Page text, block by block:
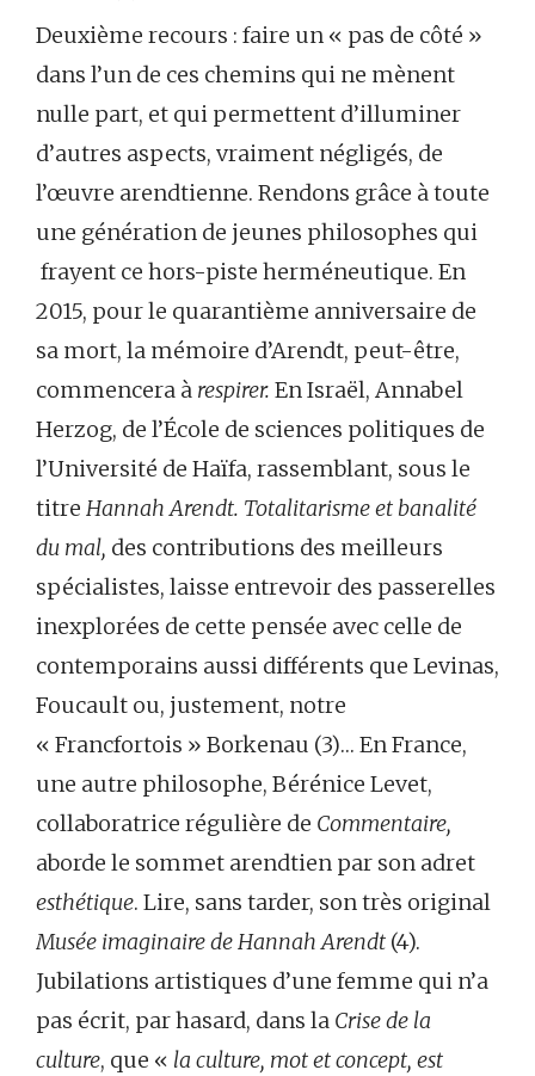
Deuxième recours : faire un « pas de côté »
dans l’un de ces chemins qui ne mènent
nulle part, et qui permettent d’illuminer
d’autres aspects, vraiment négligés, de
l’œuvre arendtienne. Rendons grâce à toute
une génération de jeunes philosophes qui
frayent ce hors-piste herméneutique. En
2015, pour le quarantième anniversaire de
sa mort, la mémoire d’Arendt, peut-être,
commencera à respirer. En Israël, Annabel
Herzog, de l’École de sciences politiques de
l’Université de Haïfa, rassemblant, sous le
titre Hannah Arendt. Totalitarisme et banalité
du mal, des contributions des meilleurs
spécialistes, laisse entrevoir des passerelles
inexplorées de cette pensée avec celle de
contemporains aussi différents que Levinas,
Foucault ou, justement, notre
« Francfortois » Borkenau (3)… En France,
une autre philosophe, Bérénice Levet,
collaboratrice régulière de Commentaire,
aborde le sommet arendtien par son adret
esthétique. Lire, sans tarder, son très original
Musée imaginaire de Hannah Arendt (4).
Jubilations artistiques d’une femme qui n’a
pas écrit, par hasard, dans la Crisede la
culture, que « la culture, mot et concept, est